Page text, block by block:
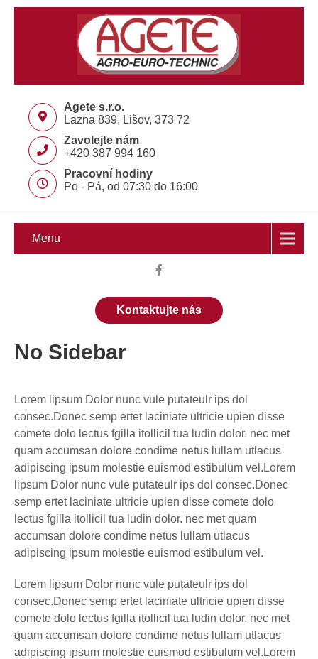
Agete s.r.o.
Lazna 839, Lišov, 373 72
Zavolejte nám
+420 387 994 160
Pracovní hodiny
Po - Pá, od 07:30 do 16:00
Menu
Kontaktujte nás
No Sidebar
Lorem lipsum Dolor nunc vule putateulr ips dol
consec.Donec semp ertet laciniate ultricie upien disse
comete dolo lectus fgilla itollicil tua ludin dolor. nec met
quam accumsan dolore condime netus lullam utlacus
adipiscing ipsum molestie euismod estibulum vel.Lorem
lipsum Dolor nunc vule putateulr ips dol consec.Donec
semp ertet laciniate ultricie upien disse comete dolo
lectus fgilla itollicil tua ludin dolor. nec met quam
accumsan dolore condime netus lullam utlacus
adipiscing ipsum molestie euismod estibulum vel.
Lorem lipsum Dolor nunc vule putateulr ips dol
consec.Donec semp ertet laciniate ultricie upien disse
comete dolo lectus fgilla itollicil tua ludin dolor. nec met
quam accumsan dolore condime netus lullam utlacus
adipiscing ipsum molestie euismod estibulum vel.Lorem